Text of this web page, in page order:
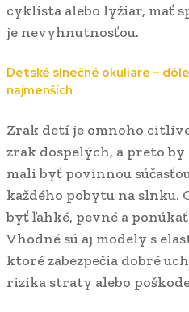
cyklista alebo lyžiar, mať
je nevyhnutnosťou.
Detské slnečné okuliare –
najmenších
Zrak detí je omnoho
zrak dospelých, a preto
mali byť povinnou
každého pobytu na slnku.
byť ľahké, pevné a
Vhodné sú aj modely s
ktoré zabezpečia dobré
rizika straty alebo